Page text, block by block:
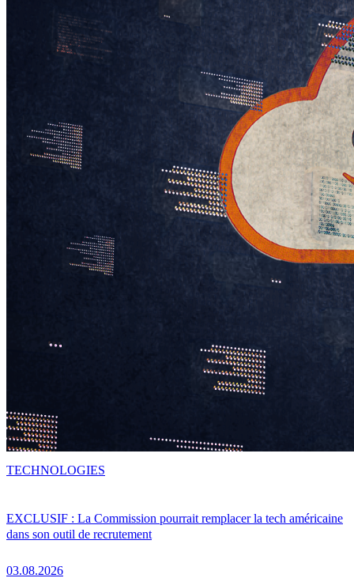
EXCLUSIF : La Commission pourrait remplacer la tech américaine
dans son outil de recrutement
03.08.2026
TECHNOLOGIES